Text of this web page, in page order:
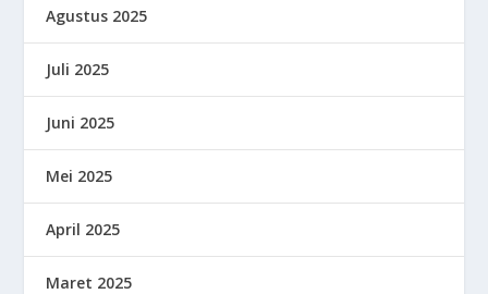
Agustus 2025
Juli 2025
Juni 2025
Mei 2025
April 2025
Maret 2025